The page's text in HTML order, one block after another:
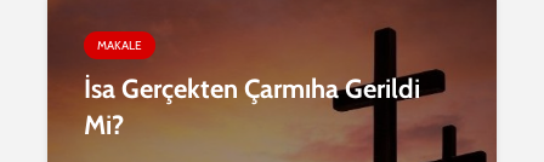
MAKALE
İsa Gerçekten Çarmıha Gerildi
Mi?